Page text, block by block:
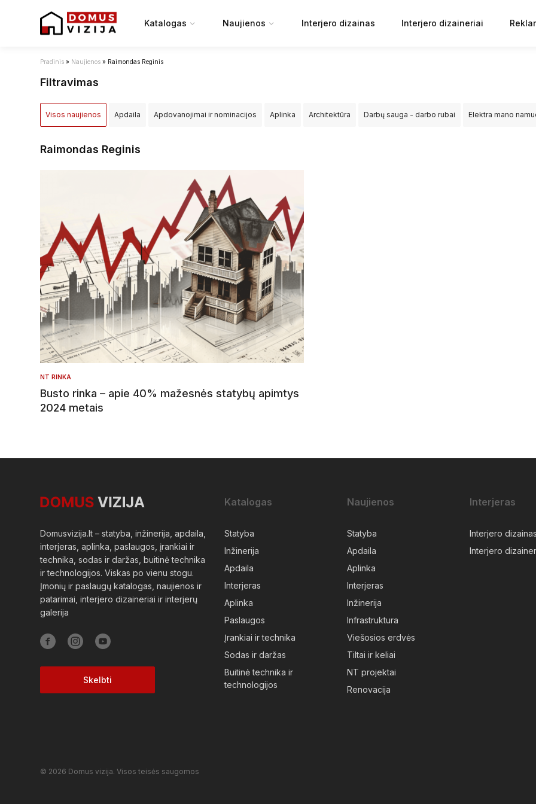
Katalogas Naujienos Interjero dizainas Interjero dizaineriai
Pradinis » Naujienos » Raimondas Reginis
Filtravimas
Visos naujienos Apdaila Apdovanojimai ir nominacijos Aplinka Architektūra Darbų sauga - darbo rubai Elektra mano
Raimondas Reginis
NT RINKA
Busto rinka – apie 40% mažesnės statybų apimtys
2024 metais
Domusvizija.lt – statyba, inžinerija, apdaila,
interjeras, aplinka, paslaugos, įrankiai ir
technika, sodas ir daržas, buitinė technika
ir technologijos. Viskas po vienu stogu.
Įmonių ir paslaugų katalogas, naujienos ir
patarimai, interjero dizaineriai ir interjerų
galerija
Skelbti
Katalogas
Statyba
Inžinerija
Apdaila
Interjeras
Aplinka
Paslaugos
Įrankiai ir technika
Sodas ir daržas
Buitinė technika ir
technologijos
Naujienos
Statyba
Apdaila
Aplinka
Interjeras
Inžinerija
Infrastruktura
Viešosios erdvės
Tiltai ir keliai
NT projektai
Renovacija
Interjeras
Interjero dizainas
Interjero
© 2026 Domus vizija. Visos teisės saugomos